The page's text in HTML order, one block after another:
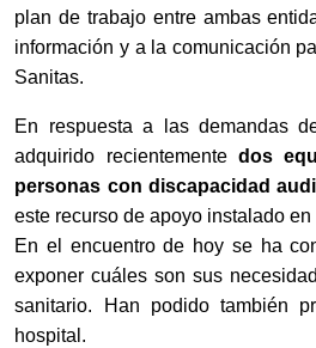
plan de trabajo entre ambas
información y a la comunicación
Sanitas.
En respuesta a las demandas
adquirido recientemente dos
personas con discapacidad
este recurso de apoyo instalado
En el encuentro de hoy se ha
exponer cuáles son sus
sanitario. Han podido también
hospital.